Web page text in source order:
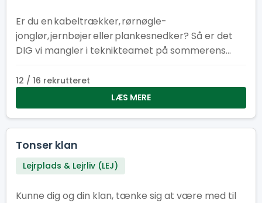
Er du en kabeltrækker, rørnøgle-
jonglør, jernbøjer eller plankesnedker? Så er det
DIG vi mangler i teknikteamet på sommerens
12 / 16 rekrutteret
LÆS MERE
Tonser klan
Lejrplads & Lejrliv (LEJ)
Kunne dig og din klan, tænke sig at være med til